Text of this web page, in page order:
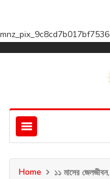
Home ১১ মাসের